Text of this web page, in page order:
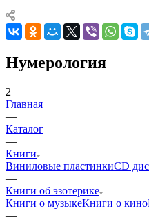
Нумерология
2
Главная
—
Каталог
—
Книги
Виниловые пластинкиCD
—
Книги об эзотерике
Книги о музыкеКниги о кино
—